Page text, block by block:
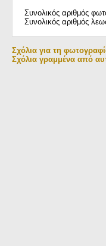
Συνολικός αριθμός
Συνολικός αριθμός
Σχόλια για τη
Σχόλια γραμμένα από